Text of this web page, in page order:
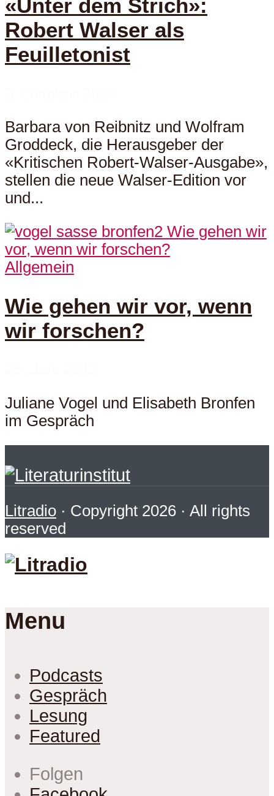
«Unter dem Strich»:
Robert Walser als
Feuilletonist
Barbara von Reibnitz und Wolfram
Groddeck, die Herausgeber der
«Kritischen Robert-Walser-Ausgabe»,
stellen die neue Walser-Edition vor
und...
Allgemein
Wie gehen wir vor, wenn
wir forschen?
Juliane Vogel und Elisabeth Bronfen
im Gespräch
Litradio · Copyright 2026 · All rights
reserved
Menu
Podcasts
Gespräch
Lesung
Featured
Folgen